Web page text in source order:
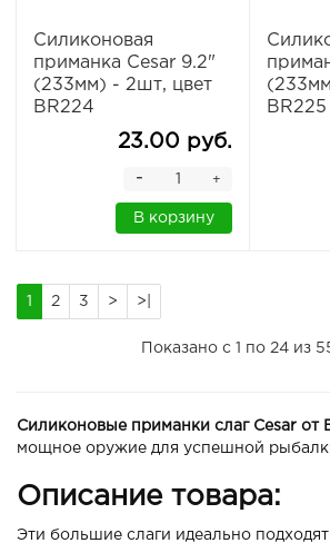
Силиконовая
приманка Cesar 9.2"
(233мм) - 2шт, цвет
BR224
23.00 руб.
+
-
В корзину
BR225
1 2 3 > >|
Показано с 1 по 24 из
Силиконовые приманки слаг Cesar от
мощное оружие для успешной
Описание товара:
Эти большие слаги идеально